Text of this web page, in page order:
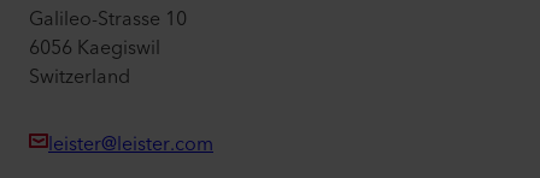
Galileo-Strasse 10
6056 Kaegiswil
Switzerland
leister@leister.com